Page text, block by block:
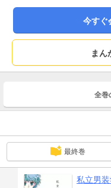
がプチキスに登場！
今すぐ
まん
全巻
最終巻
私立男